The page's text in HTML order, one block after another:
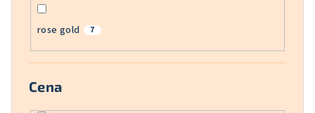
rose gold 7
Cena